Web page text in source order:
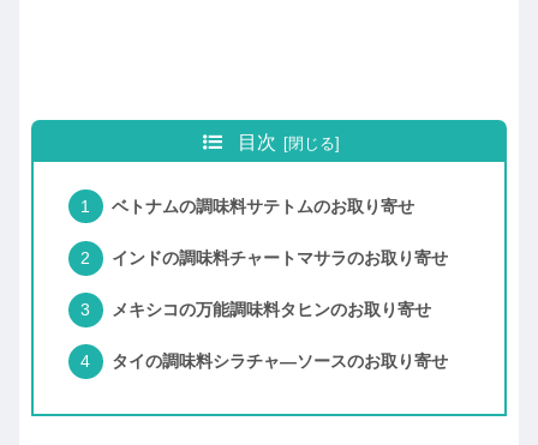
目次
ベトナムの調味料サテトムのお取り寄せ
インドの調味料チャートマサラのお取り寄せ
メキシコの万能調味料タヒンのお取り寄せ
タイの調味料シラチャ―ソースのお取り寄せ